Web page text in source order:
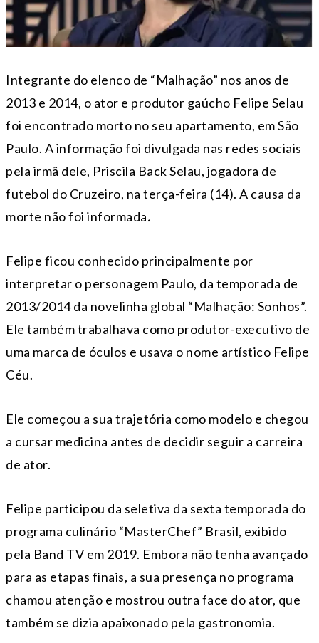
Integrante do elenco de “Malhação” nos anos de
2013 e 2014, o ator e produtor gaúcho Felipe Selau
foi encontrado morto no seu apartamento, em São
Paulo. A informação foi divulgada nas redes sociais
pela irmã dele, Priscila Back Selau, jogadora de
futebol do Cruzeiro, na terça-feira (14). A causa da
morte não foi informada.
Felipe ficou conhecido principalmente por
interpretar o personagem Paulo, da temporada de
2013/2014 da novelinha global “Malhação: Sonhos”.
Ele também trabalhava como produtor-executivo de
uma marca de óculos e usava o nome artístico Felipe
Céu.
Ele começou a sua trajetória como modelo e chegou
a cursar medicina antes de decidir seguir a carreira
de ator.
Felipe participou da seletiva da sexta temporada do
programa culinário “MasterChef” Brasil, exibido
pela Band TV em 2019. Embora não tenha avançado
para as etapas finais, a sua presença no programa
chamou atenção e mostrou outra face do ator, que
também se dizia apaixonado pela gastronomia.